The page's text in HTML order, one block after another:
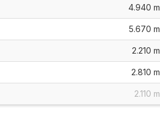
4.940 m
5.670 m
2.210 m
2.810 m
2.110 m